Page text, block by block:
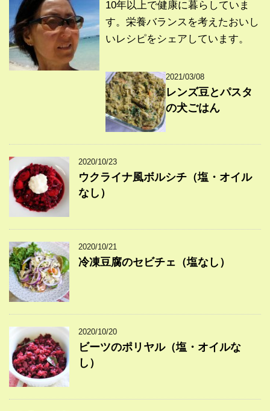
10年以上で健康に暮らしていま
す。栄養バランスを考えたおいし
いレシピをシェアしています。
2021/03/08
レンズ豆とパスタ
の犬ごはん
2020/10/23
ウクライナ風ボルシチ（塩・オイル
なし）
2020/10/21
冷凍豆腐のセビチェ（塩なし）
2020/10/20
ビーツのポリヤル（塩・オイルな
し）